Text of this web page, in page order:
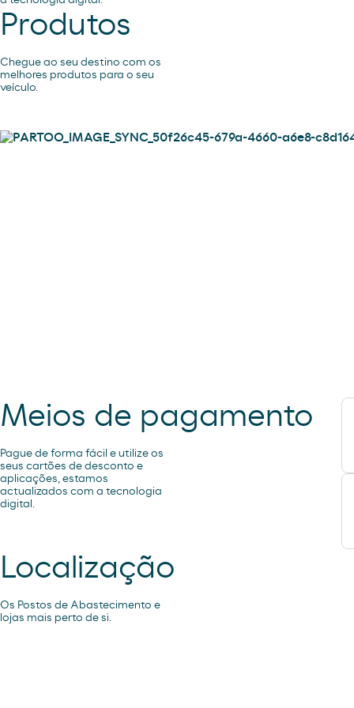
Produtos
Chegue ao seu destino com os
melhores produtos para o seu
veículo.
Meios de pagamento
Pague de forma fácil e utilize os
seus cartões de desconto e
aplicações, estamos
actualizados com a tecnologia
digital.
Localização
Os Postos de Abastecimento e
lojas mais perto de si.